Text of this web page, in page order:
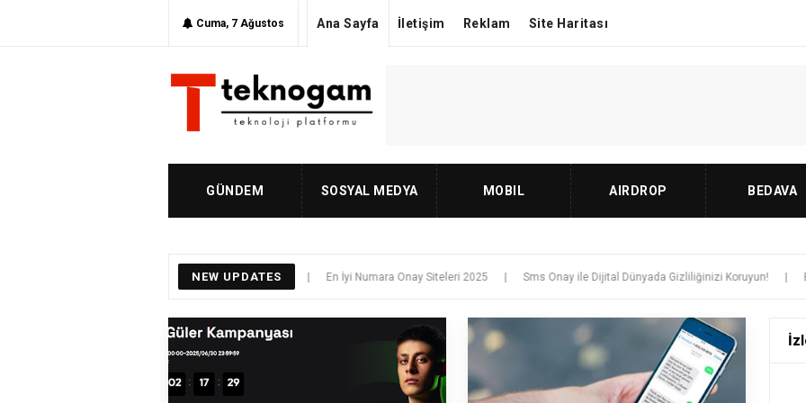
Cuma, 7 Ağustos Ana Sayfa İletişim Reklam Site Haritası
GÜNDEM SOSYAL MEDYA MOBIL AIRDROP BEDAVA
NEW UPDATES
CoinTR 1000₺ Airdrop | En İyi Numara Onay Siteleri 2025 | Sms Onay ile Dijital Dünyada Gizliliğinizi Koruyun! | Bedava